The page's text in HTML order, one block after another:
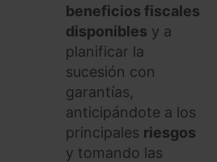
beneficios fiscales
disponibles y a
planificar la
sucesión con
garantías,
anticipándote a los
principales riesgos
y tomando las